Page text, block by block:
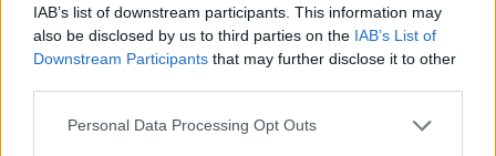
IAB’s list of downstream participants. This information may
also be disclosed by us to third parties on the IAB’s List of
Downstream Participants that may further disclose it to other
Personal Data Processing Opt Outs
devoirs et le coucher lui donne un sentiment de
sécurité et limite l’anxiété liée à l’incertitude.
Comment accompagner l’enfant lors
de conflits ou de frustrations